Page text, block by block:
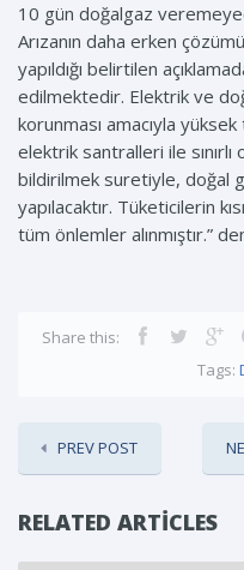
10 gün doğalgaz
Arızanın daha erken
yapıldığı belirtilen
edilmektedir. Elektrik ve
korunması amacıyla
elektrik santralleri ile
bildirilmek suretiyle, doğal
yapılacaktır. Tüketicilerin
tüm önlemler alınmıştır.”
Share this:
Tags:
PREV POST
RELATED ARTICLES